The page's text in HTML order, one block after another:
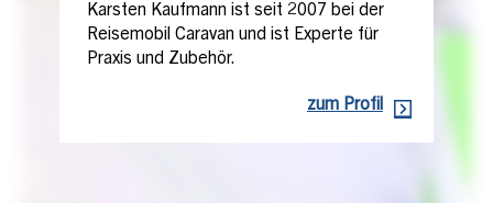
Karsten Kaufmann ist seit 2007 bei der
Reisemobil Caravan und ist Experte für
Praxis und Zubehör.
zum Profil